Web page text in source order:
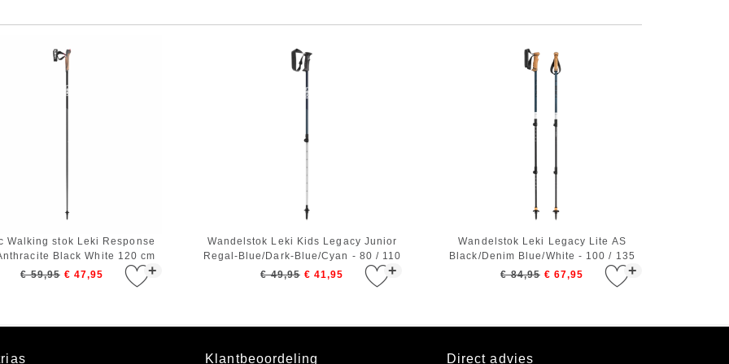
+
Walking stok Leki Response
Black White 120 cm
€ 59,95 € 47,95 +
Wandelstok Leki Kids Legacy Junior
Regal-Blue/Dark-Blue/Cyan - 80 / 110
cm
€ 49,95 € 41,95 +
Wandelstok Leki Legacy Lite AS
Black/Denim Blue/White - 100 / 135
cm
€ 84,95 € 67,95
Klantbeoordeling Direct advies